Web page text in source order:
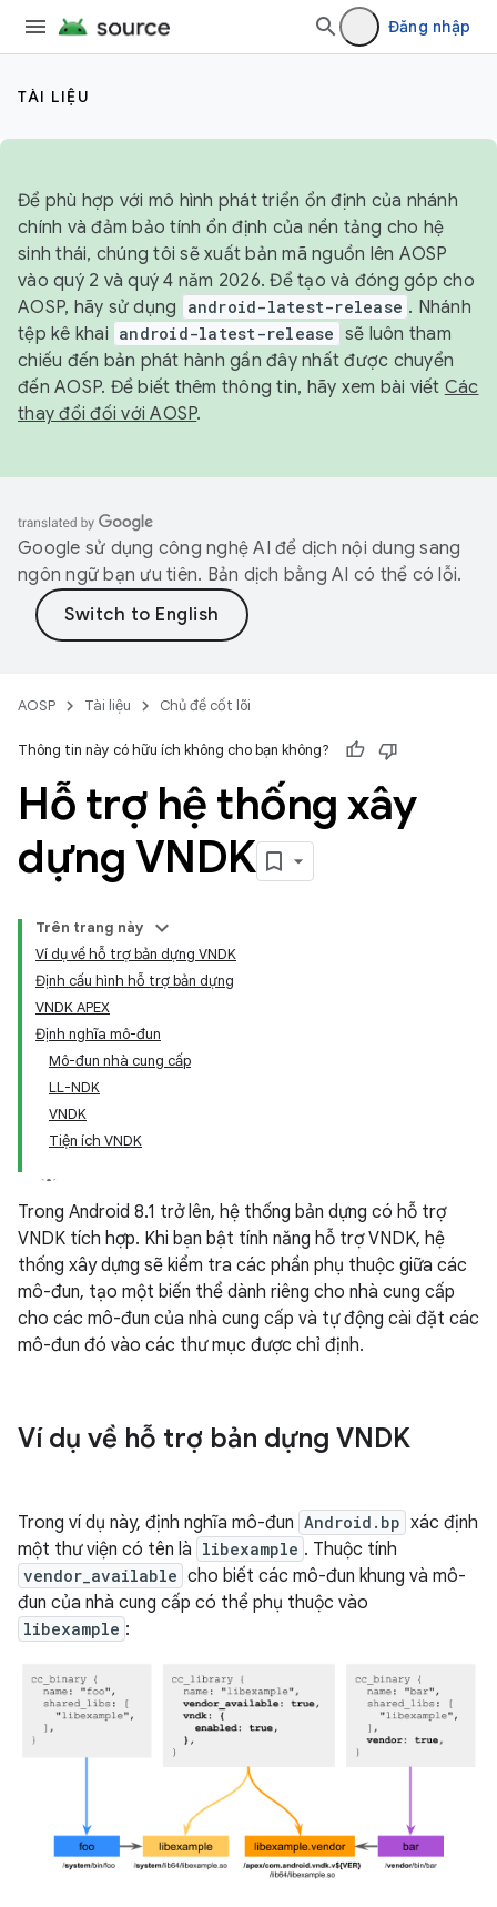
Đăng nhập
TÀI LIỆU
Để phù hợp với mô hình phát triển ổn định của nhánh
chính và đảm bảo tính ổn định của nền tảng cho hệ
sinh thái, chúng tôi sẽ xuất bản mã nguồn lên AOSP
vào quý 2 và quý 4 năm 2026. Để tạo và đóng góp cho
AOSP, hãy sử dụng
android-latest-release . Nhánh
tệp kê khai android-latest-release sẽ luôn tham
chiếu đến bản phát hành gần đây nhất được chuyển
đến AOSP. Để biết thêm thông tin, hãy xem bài viết Các
thay đổi đối với AOSP.
Google sử dụng công nghệ AI để dịch nội dung sang
ngôn ngữ bạn ưu tiên. Bản dịch bằng AI có thể có lỗi.
AOSP Tài liệu Chủ đề cốt lõi
Thông tin này có hữu ích không cho bạn không?
Hỗ trợ hệ thống xây
dựng VNDK
Trên trang này
Ví dụ về hỗ trợ bản dựng VNDK
Định cấu hình hỗ trợ bản dựng
VNDK APEX
Định nghĩa mô-đun
Mô-đun nhà cung cấp
LL-NDK
VNDK
Tiện ích VNDK
Trong Android 8.1 trở lên, hệ thống bản dựng có hỗ trợ
VNDK tích hợp. Khi bạn bật tính năng hỗ trợ VNDK, hệ
thống xây dựng sẽ kiểm tra các phần phụ thuộc giữa các
mô-đun, tạo một biến thể dành riêng cho nhà cung cấp
cho các mô-đun của nhà cung cấp và tự động cài đặt các
mô-đun đó vào các thư mục được chỉ định.
Ví dụ về hỗ trợ bản dựng VNDK
Trong ví dụ này, định nghĩa mô-đun Android.bp xác định
một thư viện có tên là libexample . Thuộc tính
vendor_available cho biết các mô-đun khung và mô-
đun của nhà cung cấp có thể phụ thuộc vào
libexample :